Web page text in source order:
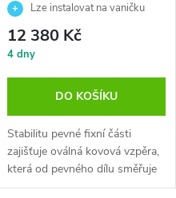
Lze instalovat na vaničku
nebo přímo na podlahu
12 380 Kč
4 dny
DO KOŠÍKU
Stabilitu pevné fixní části
zajišťuje oválná kovová vzpěra,
která od pevného dílu směřuje
na...